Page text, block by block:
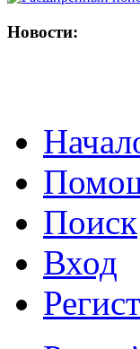
Новости:
Поиск
Вход